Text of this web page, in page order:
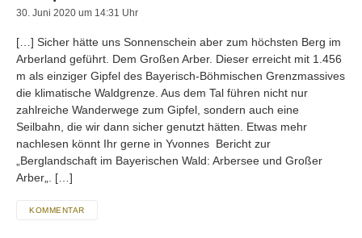
30. Juni 2020 um 14:31 Uhr
[…] Sicher hätte uns Sonnenschein aber zum höchsten Berg im
Arberland geführt. Dem Großen Arber. Dieser erreicht mit 1.456
m als einziger Gipfel des Bayerisch-Böhmischen Grenzmassives
die klimatische Waldgrenze. Aus dem Tal führen nicht nur
zahlreiche Wanderwege zum Gipfel, sondern auch eine
Seilbahn, die wir dann sicher genutzt hätten. Etwas mehr
nachlesen könnt Ihr gerne in Yvonnes Bericht zur
„Berglandschaft im Bayerischen Wald: Arbersee und Großer
Arber„. […]
KOMMENTAR